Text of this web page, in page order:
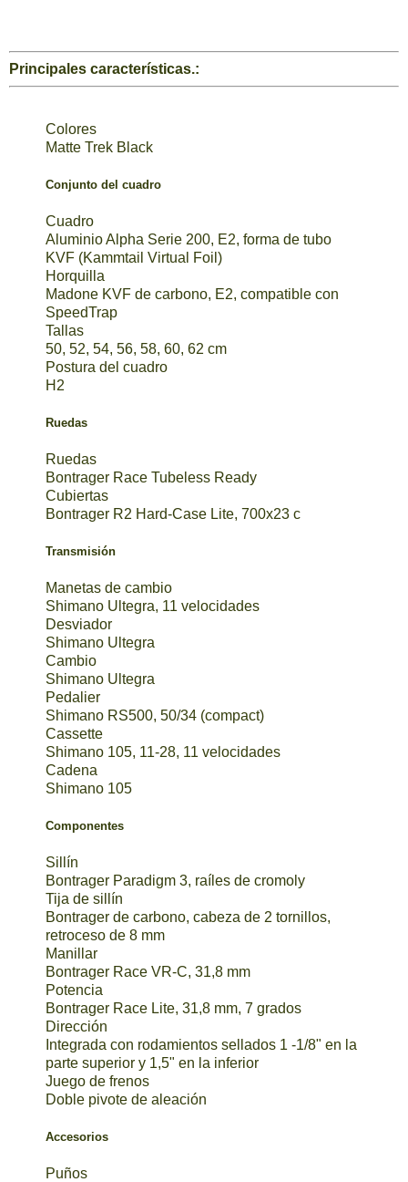
Principales características.:
Colores
Matte Trek Black
Conjunto del cuadro
Cuadro
Aluminio Alpha Serie 200, E2, forma de tubo
KVF (Kammtail Virtual Foil)
Horquilla
Madone KVF de carbono, E2, compatible con
SpeedTrap
Tallas
50, 52, 54, 56, 58, 60, 62 cm
Postura del cuadro
H2
Ruedas
Ruedas
Bontrager Race Tubeless Ready
Cubiertas
Bontrager R2 Hard-Case Lite, 700x23 c
Transmisión
Manetas de cambio
Shimano Ultegra, 11 velocidades
Desviador
Shimano Ultegra
Cambio
Shimano Ultegra
Pedalier
Shimano RS500, 50/34 (compact)
Cassette
Shimano 105, 11-28, 11 velocidades
Cadena
Shimano 105
Componentes
Sillín
Bontrager Paradigm 3, raíles de cromoly
Tija de sillín
Bontrager de carbono, cabeza de 2 tornillos,
retroceso de 8 mm
Manillar
Bontrager Race VR-C, 31,8 mm
Potencia
Bontrager Race Lite, 31,8 mm, 7 grados
Dirección
Integrada con rodamientos sellados 1 -1/8" en la
parte superior y 1,5" en la inferior
Juego de frenos
Doble pivote de aleación
Accesorios
Puños